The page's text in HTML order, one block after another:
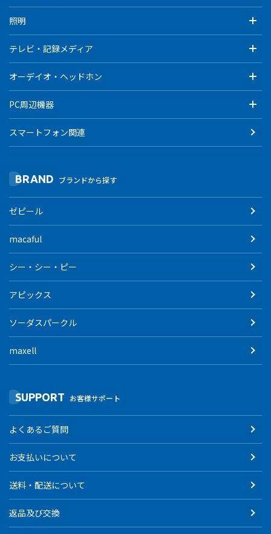
照明
テレビ・記録メディア
オーデイオ・ヘッドホン
PC周辺機器
スマートフォン関連
BRAND ブランドから探す
ゼピール
macaful
シー・シー・ピー
アピックス
ソーダスパークル
maxell
SUPPORT お客様サポート
よくあるご質問
お支払いについて
送料・配送について
返品及び交換